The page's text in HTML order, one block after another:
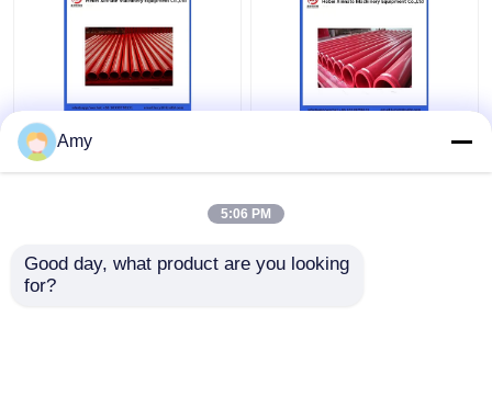
Betonbohrer
Pump für den Rexthod
Betonpumpeteile SANY
Amy
5:06 PM
Good day, what product are you looking
for?